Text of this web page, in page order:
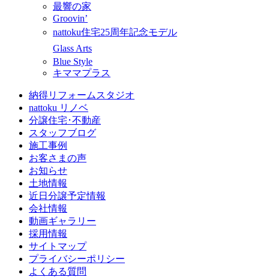
最響の家
Groovin’
nattoku住宅25周年記念モデル
Glass Arts
Blue Style
キママプラス
納得リフォームスタジオ
nattoku リノベ
分譲住宅･不動産
スタッフブログ
施工事例
お客さまの声
お知らせ
土地情報
近日分譲予定情報
会社情報
動画ギャラリー
採用情報
サイトマップ
プライバシーポリシー
よくある質問